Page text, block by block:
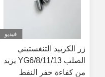
فيديو
زر الكربيد التنغستيني
الصلب YG6/8/11/13 يزيد
من كفاءة حفر النفط